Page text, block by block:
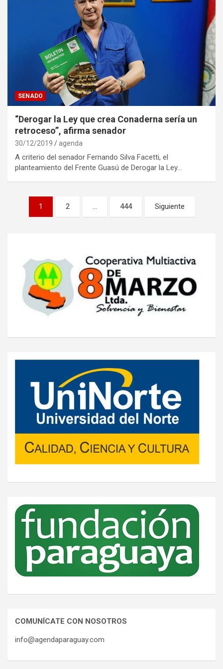
SENADO
“Derogar la Ley que crea Conaderna sería un
retroceso”, afirma senador
30/12/2019 agenda
A criterio del senador Fernando Silva Facetti, el
planteamiento del Frente Guasú de Derogar la Ley…
Navegación
1 2 … 444 Siguiente
COMUNÍCATE CON NOSOTROS
info@agendaparaguay.com